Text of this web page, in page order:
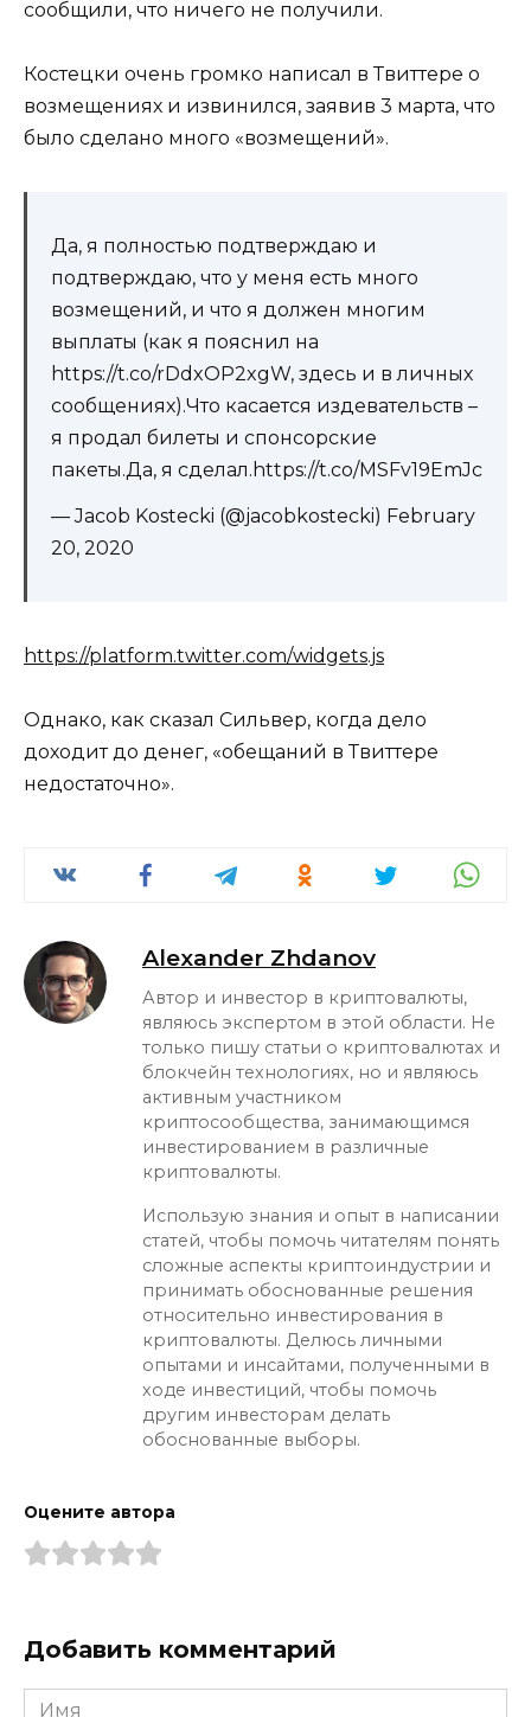
сообщили, что ничего не получили.
Костецки очень громко написал в Твиттере о
возмещениях и извинился, заявив 3 марта, что
было сделано много «возмещений».
Да, я полностью подтверждаю и
подтверждаю, что у меня есть много
возмещений, и что я должен многим
выплаты (как я пояснил на
https://t.co/rDdxOP2xgW, здесь и в личных
сообщениях).Что касается издевательств –
я продал билеты и спонсорские
пакеты.Да, я сделал.https://t.co/MSFv19EmJc
— Jacob Kostecki (@jacobkostecki) February
20, 2020
https://platform.twitter.com/widgets.js
Однако, как сказал Сильвер, когда дело
доходит до денег, «обещаний в Твиттере
недостаточно».
Alexander Zhdanov
Автор и инвестор в криптовалюты,
являюсь экспертом в этой области. Не
только пишу статьи о криптовалютах и
блокчейн технологиях, но и являюсь
активным участником
криптосообщества, занимающимся
инвестированием в различные
криптовалюты.
Использую знания и опыт в написании
статей, чтобы помочь читателям понять
сложные аспекты криптоиндустрии и
принимать обоснованные решения
относительно инвестирования в
криптовалюты. Делюсь личными
опытами и инсайтами, полученными в
ходе инвестиций, чтобы помочь
другим инвесторам делать
обоснованные выборы.
Оцените автора
Добавить комментарий
Имя